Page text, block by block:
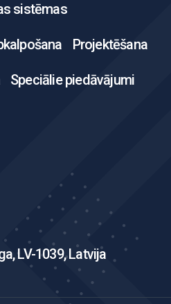
sistēmas
Projektēšana
Speciālie piedāvājumi
LV-1039, Latvija